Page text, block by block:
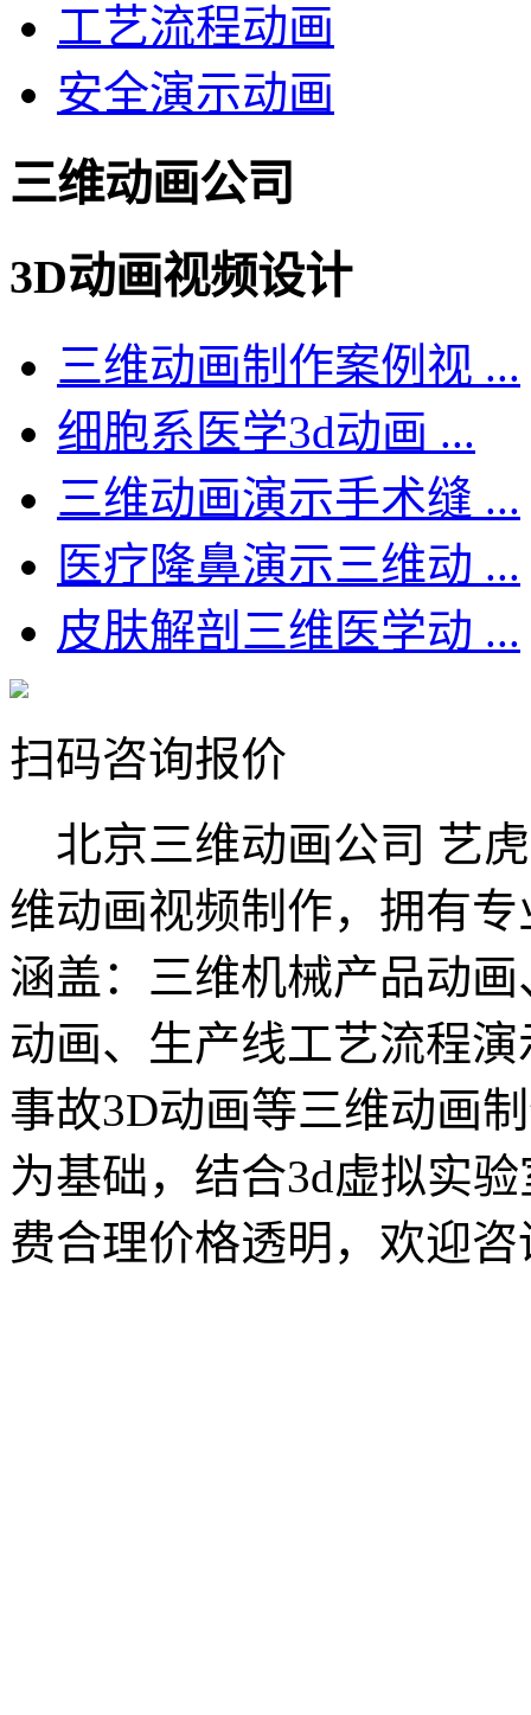
工艺流程动画
安全演示动画
三维动画公司
3D动画视频设计
三维动画制作案例视 ...
细胞系医学3d动画 ...
三维动画演示手术缝 ...
医疗隆鼻演示三维动 ...
皮肤解剖三维医学动 ...
扫码咨询报价
北京三维动画公司 艺
维动画视频制作，拥有
涵盖：三维机械产品动
动画、生产线工艺流程
事故3D动画等三维动画
为基础，结合3d虚拟实
费合理价格透明，欢迎咨